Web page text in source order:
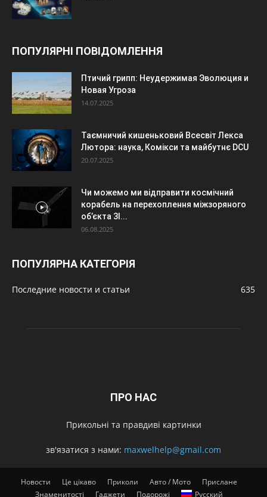
ПОПУЛЯРНІ ПОВІДОМЛЕННЯ
Птичий грипп: Неудержимая Эволюция и
Новая Угроза
14.07.2025
Таємничий кишеньковий Всесвіт Лекса
Лютора: наука, Комікси та майбутнє DCU
20.07.2025
Чи можемо ми відправити космічний
корабель на перехоплення міжзоряного
об’єкта 3I...
06.08.2025
ПОПУЛЯРНА КАТЕГОРІЯ
Последние новости и статьи 635
ПРО НАС
Прикольні та правдиві картинки
зв'язатися з нами: maxwelhelp@gmail.com
Новости Це цікаво Приколи Авто / Мото
Прислане
Знаменитості
Гаджети Подорожі Русский